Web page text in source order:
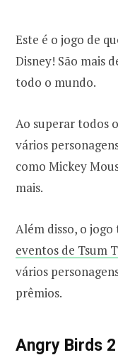
Este é o jogo de
Disney! São mais
todo o mundo.
Ao superar todos
vários
como Mickey
mais.
Além disso, o
eventos de Tsum
vários
prêmios.
Angry Birds 2